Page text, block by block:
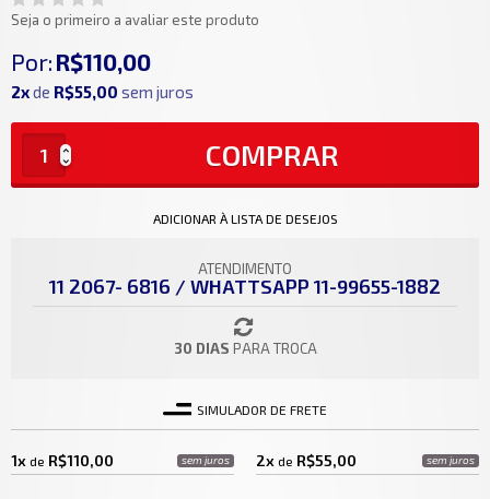
Seja o primeiro a avaliar este produto
Por: R$110,00
2xde R$55,00 sem juros
COMPRAR
ADICIONAR À LISTA DE DESEJOS
ATENDIMENTO
11 2067- 6816 / WHATTSAPP 11-99655-1882
30 DIAS PARA TROCA
SIMULADOR DE FRETE
1x de R$110,00 sem juros 2x de R$55,00 sem juros